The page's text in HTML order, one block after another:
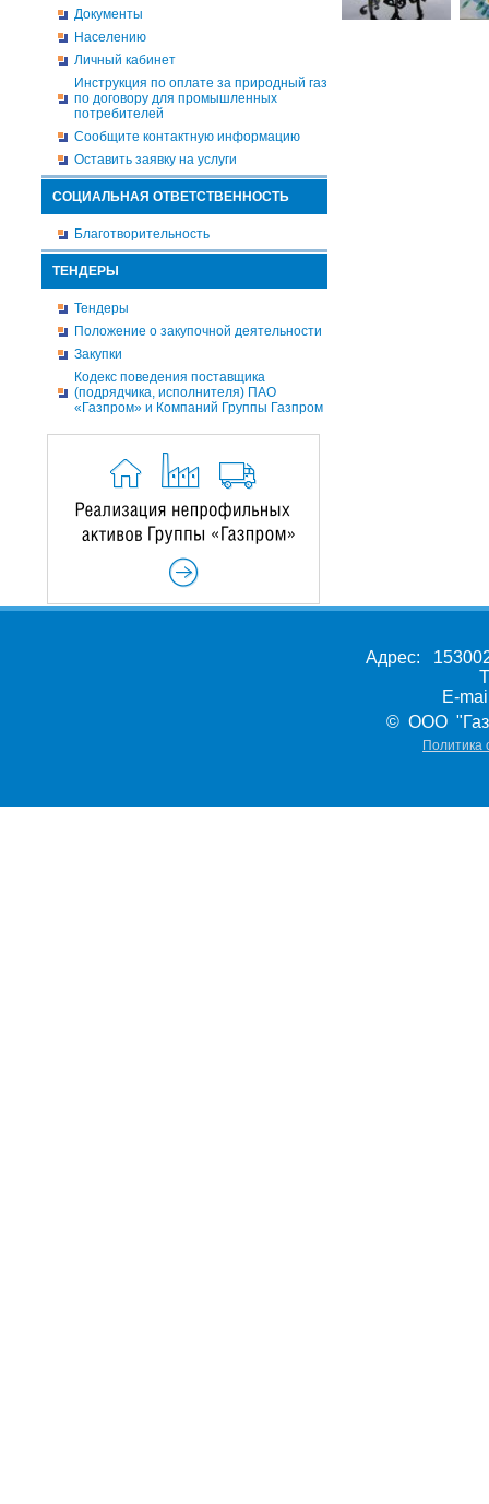
Документы
Населению
Личный кабинет
Инструкция по оплате за природный газ
по договору для промышленных
потребителей
Сообщите контактную информацию
Оставить заявку на услуги
СОЦИАЛЬНАЯ ОТВЕТСТВЕННОСТЬ
Благотворительность
ТЕНДЕРЫ
Тендеры
Положение о закупочной деятельности
Закупки
Кодекс поведения поставщика
(подрядчика, исполнителя) ПАО
«Газпром» и Компаний Группы Газпром
Адрес:
E-
© ООО
Политика